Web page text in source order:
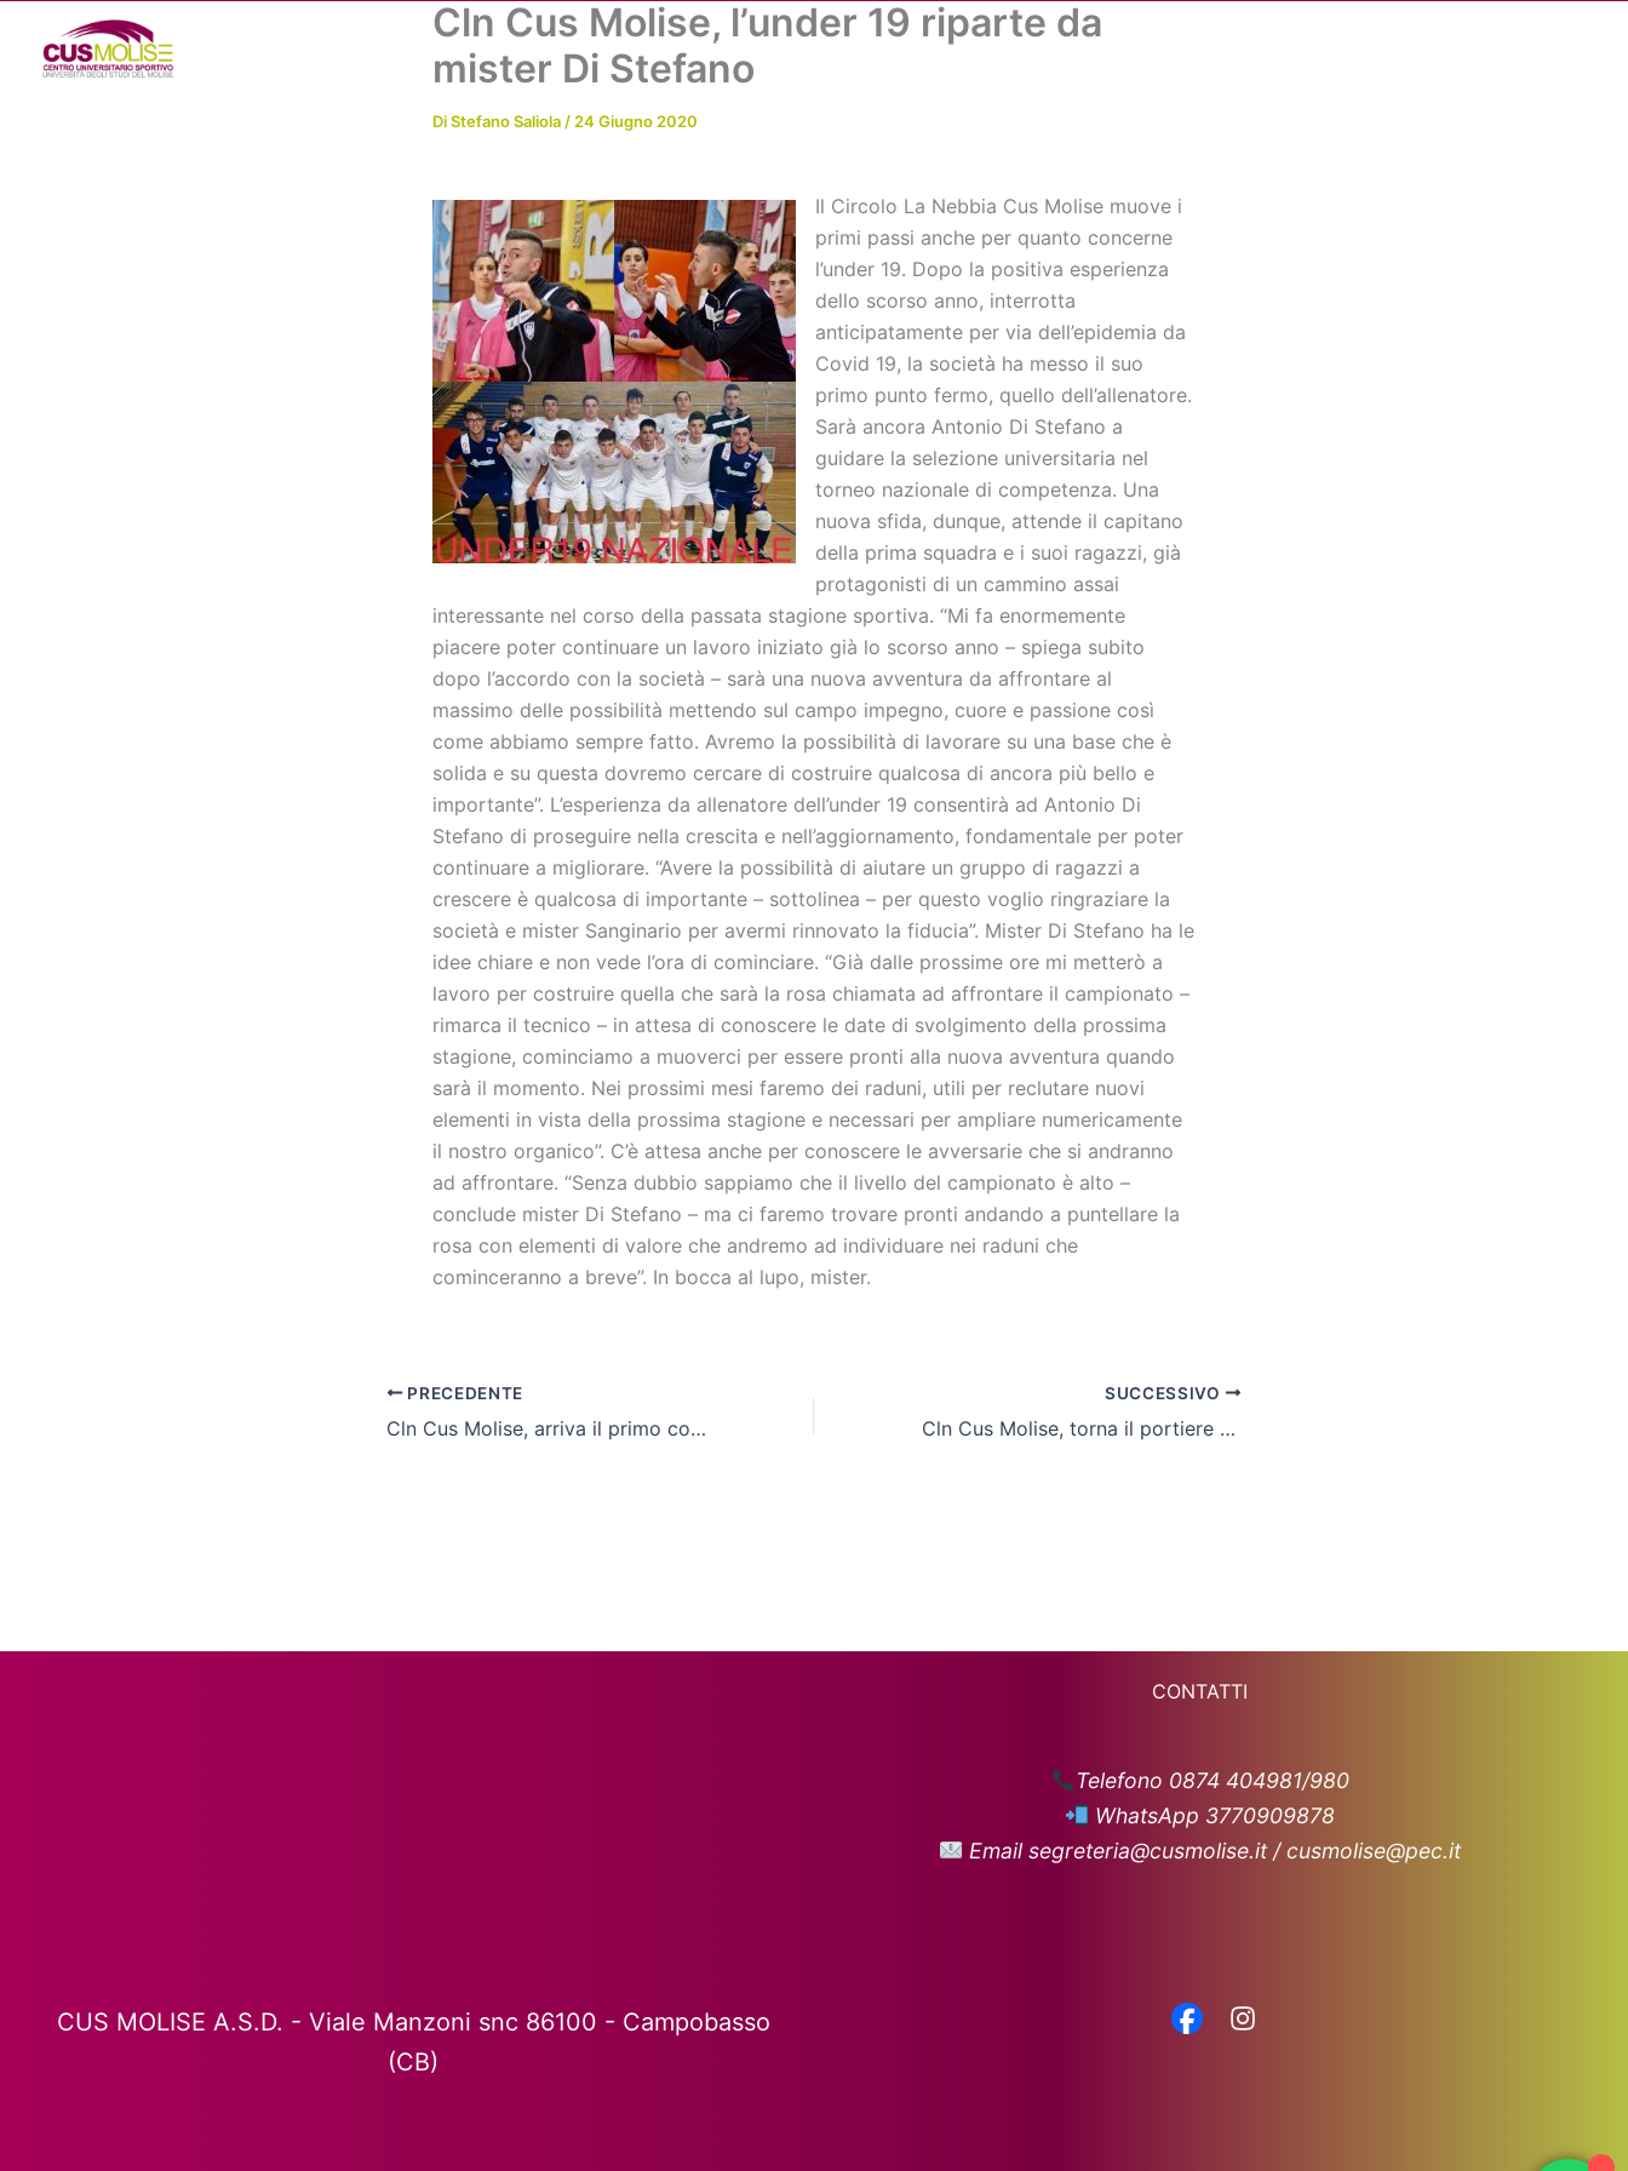
contenuto
Chi siamo
Cln Cus Molise, l’under 19 riparte da
mister Di Stefano
DiStefano Saliola / 24 Giugno 2020
Il Circolo La Nebbia Cus Molise muove i
primi passi anche per quanto concerne
l’under 19. Dopo la positiva esperienza
dello scorso anno, interrotta
anticipatamente per via dell’epidemia da
Covid 19, la società ha messo il suo
primo punto fermo, quello dell’allenatore.
Sarà ancora Antonio Di Stefano a
guidare la selezione universitaria nel
torneo nazionale di competenza. Una
nuova sfida, dunque, attende il capitano
della prima squadra e i suoi ragazzi, già
protagonisti di un cammino assai
interessante nel corso della passata stagione sportiva. “Mi fa enormemente
piacere poter continuare un lavoro iniziato già lo scorso anno – spiega subito
dopo l’accordo con la società – sarà una nuova avventura da affrontare al
massimo delle possibilità mettendo sul campo impegno, cuore e passione così
come abbiamo sempre fatto. Avremo la possibilità di lavorare su una base che è
solida e su questa dovremo cercare di costruire qualcosa di ancora più bello e
importante”. L’esperienza da allenatore dell’under 19 consentirà ad Antonio Di
Stefano di proseguire nella crescita e nell’aggiornamento, fondamentale per poter
continuare a migliorare. “Avere la possibilità di aiutare un gruppo di ragazzi a
crescere è qualcosa di importante – sottolinea – per questo voglio ringraziare la
società e mister Sanginario per avermi rinnovato la fiducia”. Mister Di Stefano ha le
idee chiare e non vede l’ora di cominciare. “Già dalle prossime ore mi metterò a
lavoro per costruire quella che sarà la rosa chiamata ad affrontare il campionato –
rimarca il tecnico – in attesa di conoscere le date di svolgimento della prossima
stagione, cominciamo a muoverci per essere pronti alla nuova avventura quando
sarà il momento. Nei prossimi mesi faremo dei raduni, utili per reclutare nuovi
elementi in vista della prossima stagione e necessari per ampliare numericamente
il nostro organico”. C’è attesa anche per conoscere le avversarie che si andranno
ad affrontare. “Senza dubbio sappiamo che il livello del campionato è alto –
conclude mister Di Stefano – ma ci faremo trovare pronti andando a puntellare la
rosa con elementi di valore che andremo ad individuare nei raduni che
cominceranno a breve”. In bocca al lupo, mister.
PRECEDENTE
Cln Cus Molise, arriva il primo colpo: firma Leo Melfi
SUCCESSIVO
Cln Cus Molise, torna il portiere Diego Roman
CONTATTI
Telefono 0874 404981/980
WhatsApp 3770909878
Email segreteria@cusmolise.it / cusmolise@pec.it
CUS MOLISE A.S.D. - Viale Manzoni snc 86100 - Campobasso
(CB)